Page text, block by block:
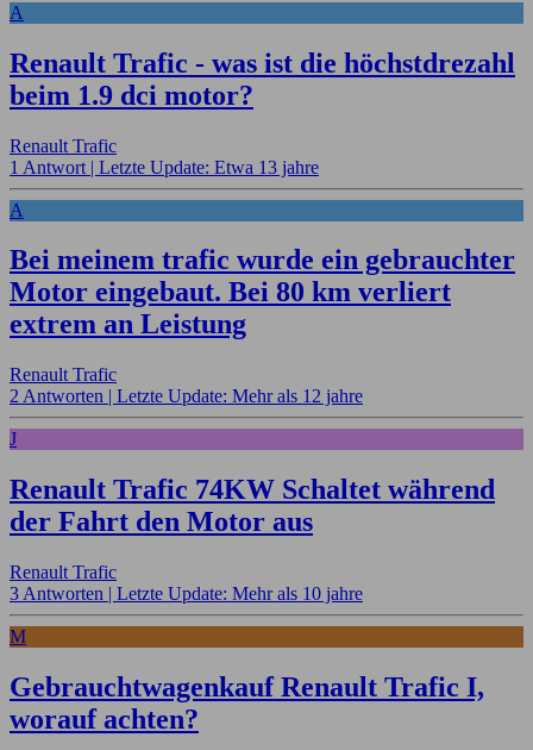
A
Renault Trafic - was ist die höchstdrezahl
beim 1.9 dci motor?
Renault Trafic
1 Antwort | Letzte Update: Etwa 13 jahre
A
Bei meinem trafic wurde ein gebrauchter
Motor eingebaut. Bei 80 km verliert
extrem an Leistung
Renault Trafic
2 Antworten | Letzte Update: Mehr als 12 jahre
J
Renault Trafic 74KW Schaltet während
der Fahrt den Motor aus
Renault Trafic
3 Antworten | Letzte Update: Mehr als 10 jahre
M
Gebrauchtwagenkauf Renault Trafic I,
worauf achten?